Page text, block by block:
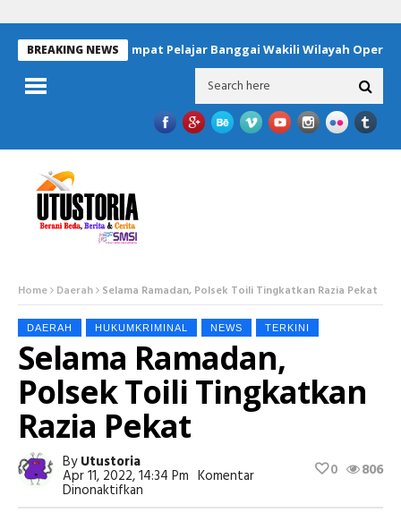
BREAKING NEWSEmpat Pelajar Banggai Wakili Wilayah Operasi
Home Daerah Selama Ramadan, Polsek Toili Tingkatkan Razia Pekat
DAERAH HUKUMKRIMINAL NEWS TERKINI
Selama Ramadan,
Polsek Toili Tingkatkan
Razia Pekat
ByUtustoria
Apr 11, 2022, 14:34 Pm Komentar
Dinonaktifkan
Selama
806
0